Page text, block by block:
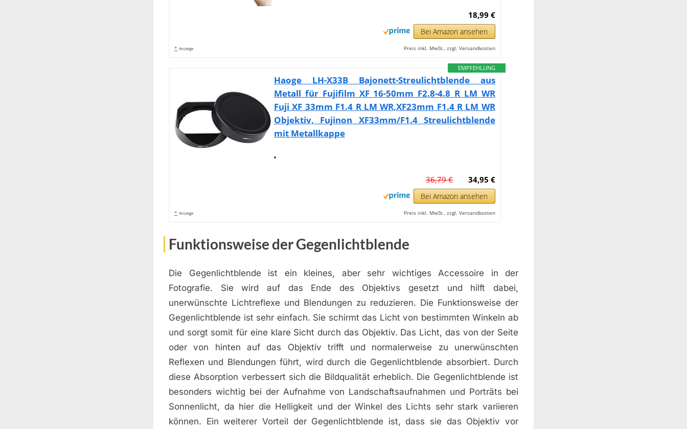
18,99 €
Bei Amazon ansehen
* Anzeige Preis inkl. MwSt., zzgl. Versandkosten
EMPFEHLUNG
Haoge LH-X33B Bajonett-Streulichtblende aus
Metall für Fujifilm XF 16-50mm F2.8-4.8 R LM WR
Fuji XF 33mm F1.4 R LM WR,XF23mm F1.4 R LM WR
Objektiv, Fujinon XF33mm/F1.4 Streulichtblende
mit Metallkappe
34,95 €
36,79 €
Bei Amazon ansehen
* Anzeige Preis inkl. MwSt., zzgl. Versandkosten
Funktionsweise der Gegenlichtblende
Die Gegenlichtblende ist ein kleines, aber sehr wichtiges Accessoire in der
Fotografie. Sie wird auf das Ende des Objektivs gesetzt und hilft dabei,
unerwünschte Lichtreflexe und Blendungen zu reduzieren. Die Funktionsweise der
Gegenlichtblende ist sehr einfach. Sie schirmt das Licht von bestimmten Winkeln ab
und sorgt somit für eine klare Sicht durch das Objektiv. Das Licht, das von der Seite
oder von hinten auf das Objektiv trifft und normalerweise zu unerwünschten
Reflexen und Blendungen führt, wird durch die Gegenlichtblende absorbiert. Durch
diese Absorption verbessert sich die Bildqualität erheblich. Die Gegenlichtblende ist
besonders wichtig bei der Aufnahme von Landschaftsaufnahmen und Porträts bei
Sonnenlicht, da hier die Helligkeit und der Winkel des Lichts sehr stark variieren
können. Ein weiterer Vorteil der Gegenlichtblende ist, dass sie das Objektiv vor